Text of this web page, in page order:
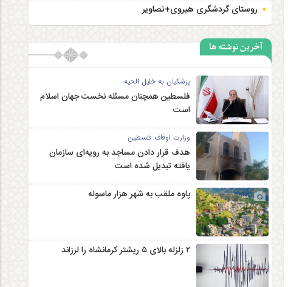
روستای گردشگری هیروی+تصاویر
آخرین نوشته ها
پزشکیان به خلیل الحیه
فلسطین همچنان مسئله نخست جهان اسلام
است
وزارت اوقاف فلسطین
هدف قرار دادن مساجد به رویه‌ای سازمان‌
یافته تبدیل شده است
پاوه ملقب به شهر هزار ماسوله
۲ زلزله‌ بالای ۵ ریشتر کرمانشاه را لرزاند